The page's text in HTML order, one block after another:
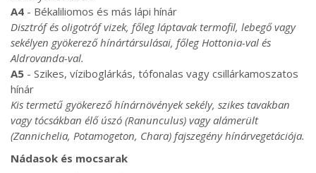
A4 - Békaliliomos és más lápi hínár
Disztróf és oligotróf vizek, főleg láptavak termofil, lebegő vagy
sekélyen gyökerező hínártársulásai, főleg Hottonia-val és
Aldrovanda-val.
A5 - Szikes, víziboglárkás, tófonalas vagy csillárkamoszatos
hínár
Kis termetű gyökerező hínárnövények sekély, szikes tavakban
vagy tócsákban élő úszó (Ranunculus) vagy alámerült
(Zannichelia, Potamogeton, Chara) fajszegény hínárvegetációja.
Nádasok és mocsarak